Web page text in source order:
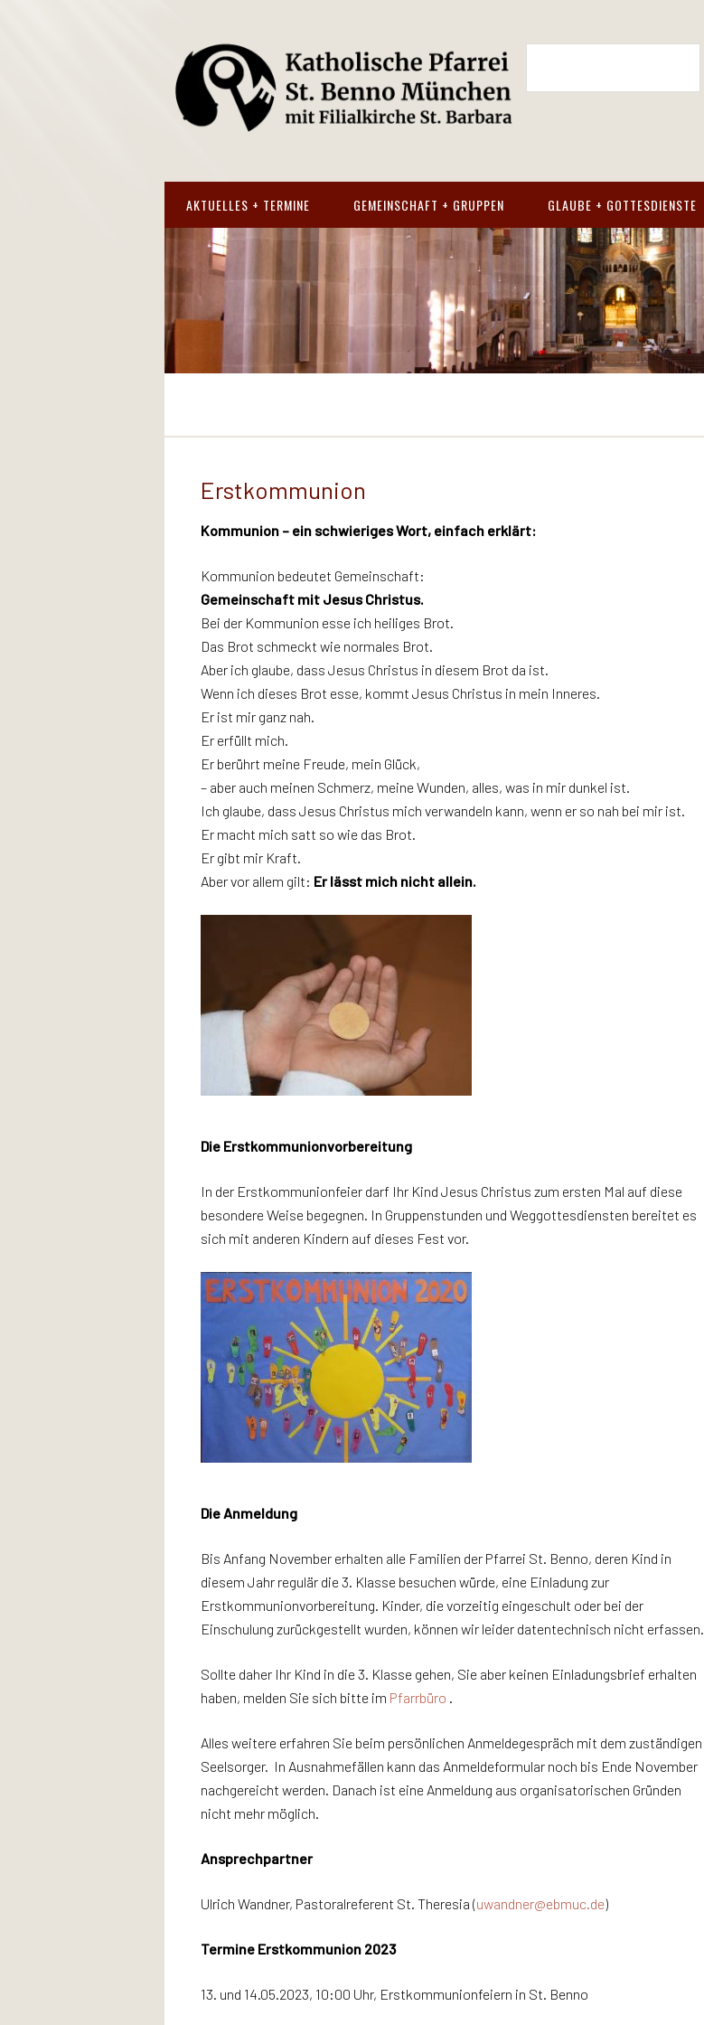
AKTUELLES + TERMINE GEMEINSCHAFT + GRUPPEN GLAUBE + GOTTESDIENSTE
Erstkommunion
Kommunion – ein schwieriges Wort, einfach erklärt:
Kommunion bedeutet Gemeinschaft:
Gemeinschaft mit Jesus Christus.
Bei der Kommunion esse ich heiliges Brot.
Das Brot schmeckt wie normales Brot.
Aber ich glaube, dass Jesus Christus in diesem Brot da ist.
Wenn ich dieses Brot esse, kommt Jesus Christus in mein Inneres.
Er ist mir ganz nah.
Er erfüllt mich.
Er berührt meine Freude, mein Glück,
– aber auch meinen Schmerz, meine Wunden, alles, was in mir dunkel ist.
Ich glaube, dass Jesus Christus mich verwandeln kann, wenn er so nah bei mir ist.
Er macht mich satt so wie das Brot.
Er gibt mir Kraft.
Aber vor allem gilt: Er lässt mich nicht allein.
Die Erstkommunionvorbereitung
In der Erstkommunionfeier darf Ihr Kind Jesus Christus zum ersten Mal auf diese
besondere Weise begegnen. In Gruppenstunden und Weggottesdiensten bereitet es
sich mit anderen Kindern auf dieses Fest vor.
Die Anmeldung
Bis Anfang November erhalten alle Familien der Pfarrei St. Benno, deren Kind in
diesem Jahr regulär die 3. Klasse besuchen würde, eine Einladung zur
Erstkommunionvorbereitung. Kinder, die vorzeitig eingeschult oder bei der
Einschulung zurückgestellt wurden, können wir leider datentechnisch nicht erfassen.
Sollte daher Ihr Kind in die 3. Klasse gehen, Sie aber keinen Einladungsbrief erhalten
haben, melden Sie sich bitte im Pfarrbüro .
Alles weitere erfahren Sie beim persönlichen Anmeldegespräch mit dem zuständigen
Seelsorger. In Ausnahmefällen kann das Anmeldeformular noch bis Ende November
nachgereicht werden. Danach ist eine Anmeldung aus organisatorischen Gründen
nicht mehr möglich.
Ansprechpartner
Ulrich Wandner, Pastoralreferent St. Theresia (uwandner@ebmuc.de)
Termine Erstkommunion 2023
13. und 14.05.2023, 10:00 Uhr, Erstkommunionfeiern in St. Benno